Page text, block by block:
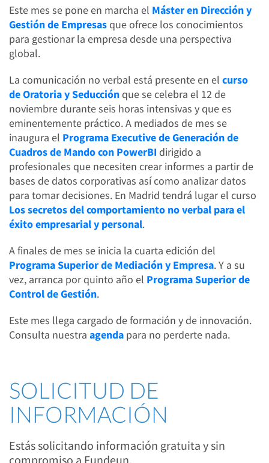
Este mes se pone en marcha el Máster en Dirección y
Gestión de Empresasque ofrece los conocimientos
para gestionar la empresa desde una perspectiva
global.
La comunicación no verbal está presente en el curso
de Oratoria y Seducciónque se celebra el 12 de
noviembre durante seis horas intensivas y que es
eminentemente práctico. A mediados de mes se
inaugura el Programa Executive de Generación de
Cuadros de Mando con PowerBI dirigido a
profesionales que necesiten crear informes a partir de
bases de datos corporativas así como analizar datos
para tomar decisiones. En Madrid tendrá lugar el curso
Los secretos del comportamiento no verbal para el
éxito empresarial y personal.
A finales de mes se inicia la cuarta edición del
Programa Superior de Mediación y Empresa. Y a su
vez, arranca por quinto año el Programa Superior de
Control de Gestión.
Este mes llega cargado de formación y de innovación.
Consulta nuestra agenda para no perderte nada.
SOLICITUD DE
INFORMACIÓN
Estás solicitando información gratuita y sin
compromiso a Fundeun.